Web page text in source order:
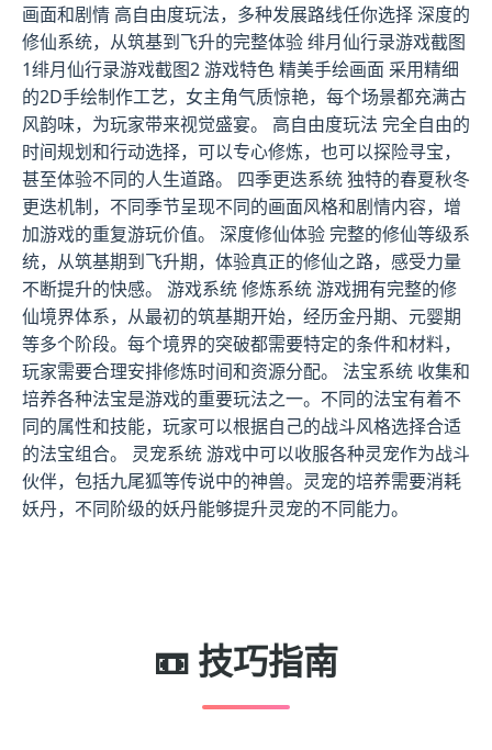
画面和剧情 高自由度玩法，多种发展路线任你选择 深度的
修仙系统，从筑基到飞升的完整体验 绯月仙行录游戏截图
1绯月仙行录游戏截图2 游戏特色 精美手绘画面 采用精细
的2D手绘制作工艺，女主角气质惊艳，每个场景都充满古
风韵味，为玩家带来视觉盛宴。 高自由度玩法 完全自由的
时间规划和行动选择，可以专心修炼，也可以探险寻宝，
甚至体验不同的人生道路。 四季更迭系统 独特的春夏秋冬
更迭机制，不同季节呈现不同的画面风格和剧情内容，增
加游戏的重复游玩价值。 深度修仙体验 完整的修仙等级系
统，从筑基期到飞升期，体验真正的修仙之路，感受力量
不断提升的快感。 游戏系统 修炼系统 游戏拥有完整的修
仙境界体系，从最初的筑基期开始，经历金丹期、元婴期
等多个阶段。每个境界的突破都需要特定的条件和材料，
玩家需要合理安排修炼时间和资源分配。 法宝系统 收集和
培养各种法宝是游戏的重要玩法之一。不同的法宝有着不
同的属性和技能，玩家可以根据自己的战斗风格选择合适
的法宝组合。 灵宠系统 游戏中可以收服各种灵宠作为战斗
伙伴，包括九尾狐等传说中的神兽。灵宠的培养需要消耗
妖丹，不同阶级的妖丹能够提升灵宠的不同能力。
📼 技巧指南